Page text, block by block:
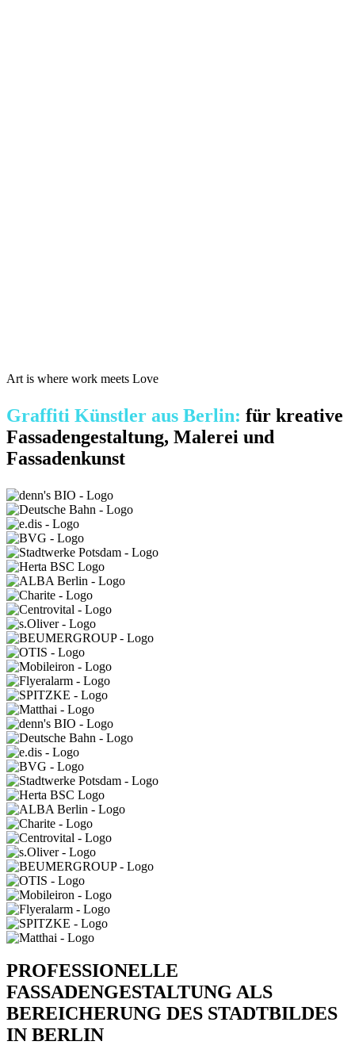
Art is where work meets Love
Graffiti Künstler aus Berlin: für kreative
Fassadengestaltung, Malerei und
Fassadenkunst
PROFESSIONELLE
FASSADENGESTALTUNG ALS
BEREICHERUNG DES STADTBILDES
IN BERLIN